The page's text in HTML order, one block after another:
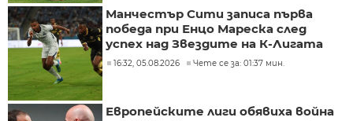
Манчестър Сити записа първа
победа при Енцо Мареска след
успех над Звездите на К-Лигата
16:32, 05.08.2026 Чете се за: 01:37 мин.
Европейските лиги обявиха война